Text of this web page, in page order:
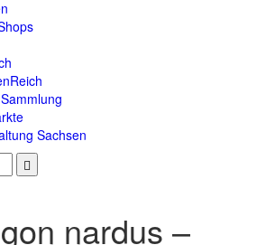
Sachsen
nardus –